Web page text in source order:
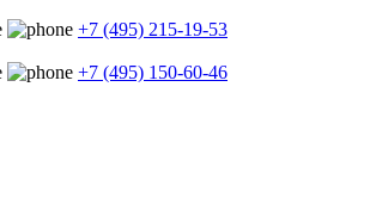
+7 (495) 215-19-53
+7 (495) 150-60-46